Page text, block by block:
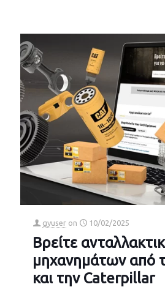
gyuser on 10/02/2025
Βρείτε
μηχανημάτων από
και την Caterpillar